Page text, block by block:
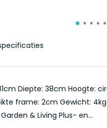
Diepte: 38cm Hoogte:
frame: 2cm Gewicht:
& Living Plus- en...